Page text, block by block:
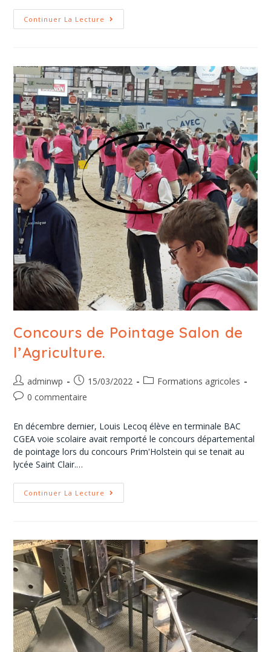
Continuer La Lecture
Concours de Pointage Salon de
l’Agriculture.
adminwp 15/03/2022
Formations agricoles
0 commentaire
En décembre dernier, Louis Lecoq élève en terminale BAC
CGEA voie scolaire avait remporté le concours départemental
de pointage lors du concours Prim'Holstein qui se tenait au
lycée Saint Clair.…
Continuer La Lecture